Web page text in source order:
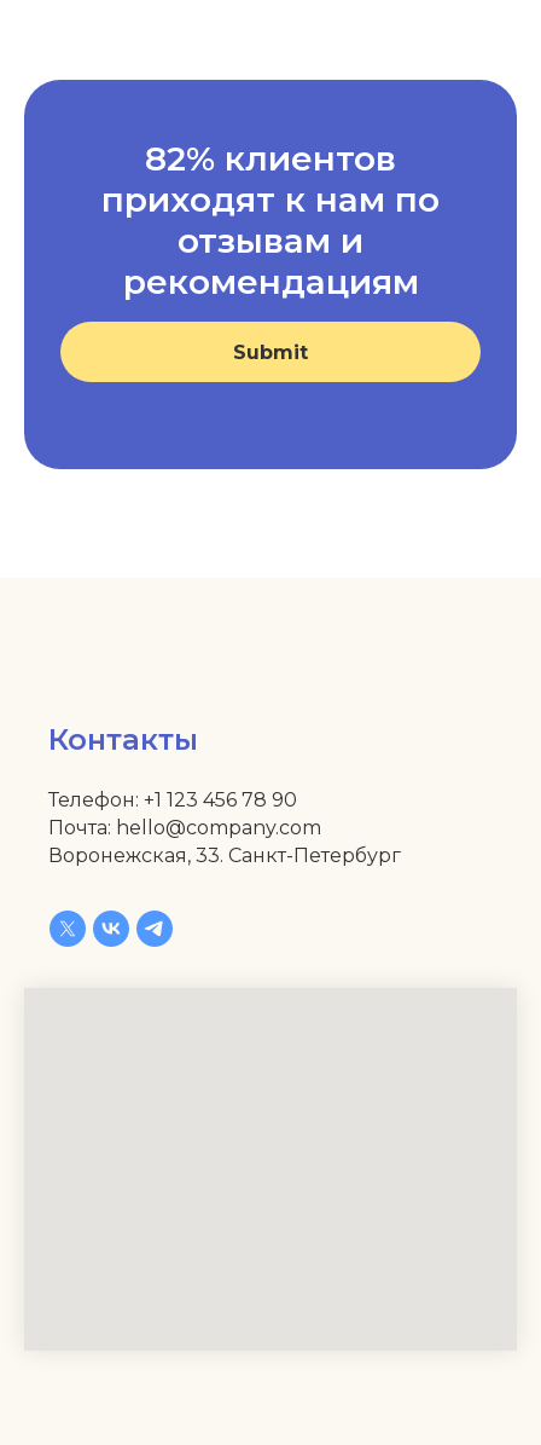
82% клиентов
приходят к нам по
отзывам и
рекомендациям
Submit
Контакты
Телефон: +1 123 456 78 90
Почта: hello@company.com
Воронежская, 33. Санкт-Петербург